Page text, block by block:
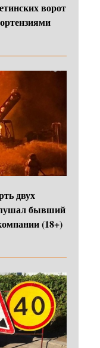
ворот
двух
бывший
(18+)